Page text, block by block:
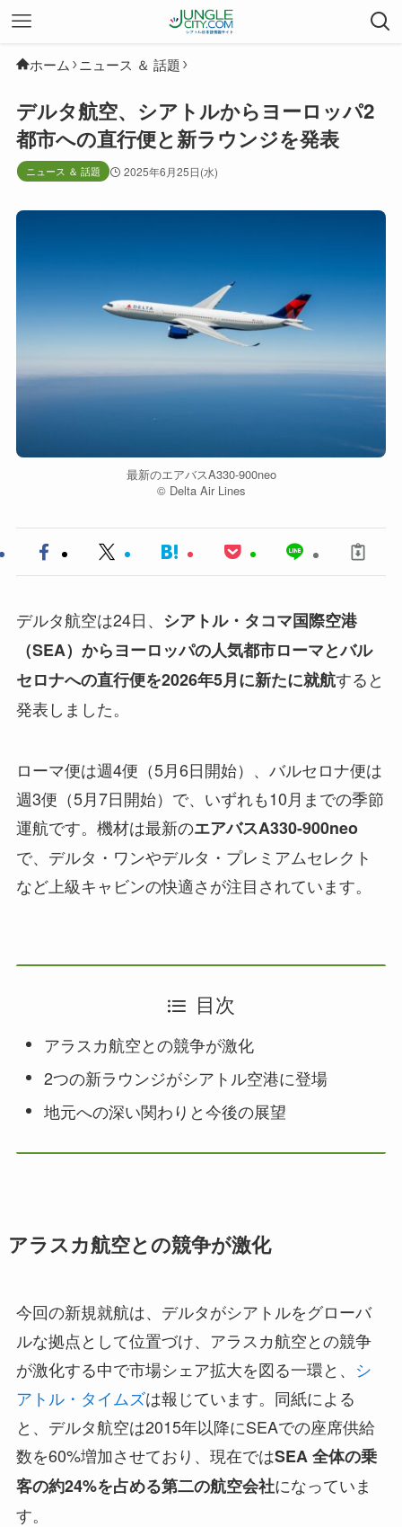
ホーム ニュース ＆ 話題
デルタ航空、シアトルからヨーロッパ2
都市への直行便と新ラウンジを発表
ニュース ＆ 話題 2025年6月25日(水)
最新のエアバスA330-900neo
©︎ Delta Air Lines
デルタ航空は24日、 シアトル・タコマ国際空港
（SEA）からヨーロッパの人気都市ローマとバル
セロナへの直行便を2026年5月に新たに就航すると
発表しました。
ローマ便は週4便（5月6日開始）、バルセロナ便は
週3便（5月7日開始）で、いずれも10月までの季節
運航です。機材は最新のエアバスA330-900neo
で、デルタ・ワンやデルタ・プレミアムセレクト
など上級キャビンの快適さが注目されています。
目次
アラスカ航空との競争が激化
2つの新ラウンジがシアトル空港に登場
地元への深い関わりと今後の展望
アラスカ航空との競争が激化
今回の新規就航は、デルタがシアトルをグローバ
ルな拠点として位置づけ、アラスカ航空との競争
が激化する中で市場シェア拡大を図る一環と、 シ
アトル・タイムズは報じています。同紙による
と、デルタ航空は2015年以降にSEAでの座席供給
数を60%増加させており、現在ではSEA 全体の乗
客の約24%を占める第二の航空会社になっていま
す。